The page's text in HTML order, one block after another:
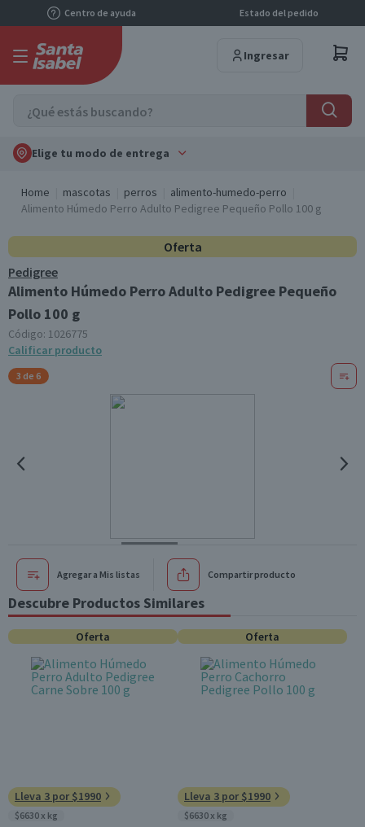
Centro de ayuda Estado del pedido
Ingresar
Elige tu modo de entrega
Home mascotas perros
alimento-humedo-perro
Alimento Húmedo Perro Adulto Pedigree Pequeño Pollo 100 g
Oferta
Pedigree
Alimento Húmedo Perro Adulto Pedigree Pequeño
Pollo 100 g
Código: 1026775
Calificar producto
3 de 6
Agregar a Mis listas Compartir producto
Descubre Productos Similares
Oferta
Lleva 3 por $1990
$6630 x kg
Oferta
Lleva 3 por $1990
$6630 x kg